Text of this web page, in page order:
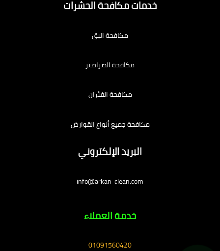
خدمات مكافحة الحشرات
مكافحة البق
مكافحة الصراصير
مكافحة الفئران
مكافحة جميع أنواع القوارض
البريد الإلكتروني
info@arkan-clean.com
خدمة العملاء
01091560420